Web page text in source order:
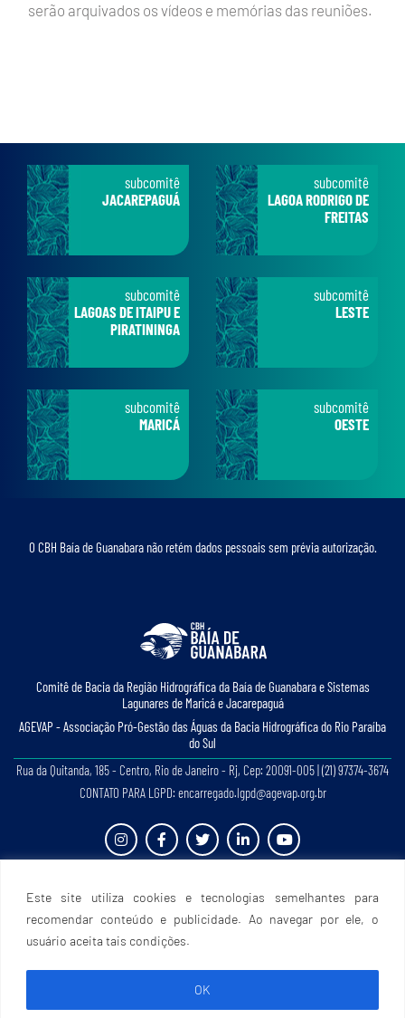
Este site utiliza cookies e tecnologias semelhantes para
recomendar conteúdo e publicidade. Ao navegar por ele, o
usuário aceita tais condições.
OK
serão arquivados os vídeos e memórias das reuniões.
subcomitê
JACAREPAGUÁ
subcomitê
LAGOA RODRIGO DE
FREITAS
subcomitê
LAGOAS DE ITAIPU E
PIRATININGA
subcomitê
LESTE
subcomitê
MARICÁ
subcomitê
OESTE
O CBH Baía de Guanabara não retém dados pessoais sem prévia autorização.
Comitê de Bacia da Região Hidrográﬁca da Baía de Guanabara e Sistemas
Lagunares de Maricá e Jacarepaguá
AGEVAP - Associação Pró-Gestão das Águas da Bacia Hidrográﬁca do Rio Paraíba
do Sul
Rua da Quitanda, 185 - Centro, Rio de Janeiro - Rj, Cep: 20091-005 | (21) 97374-3674
CONTATO PARA LGPD: encarregado.lgpd@agevap.org.br